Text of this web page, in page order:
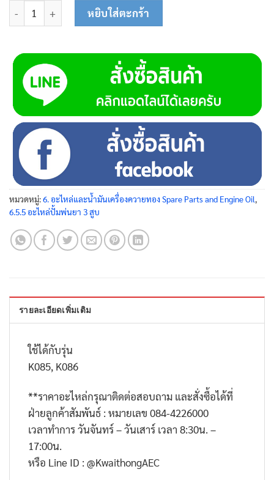
จำนวน เสื้อข้อต่อวาล์วจ่ายน้ำ 85-0116 ชิ้น
หยิบใส่ตะกร้า
หมวดหมู่:6. อะไหล่และน้ำมันเครื่องควายทอง Spare Parts and Engine Oil,
6.5.5 อะไหล่ปั้มพ่นยา 3 สูบ
รายละเอียดเพิ่มเติม
ใช้ได้กับรุ่น
K085, K086
**ราคาอะไหล่กรุณาติดต่อสอบถาม และสั่งซื้อได้ที่
ฝ่ายลูกค้าสัมพันธ์ : หมายเลข 084-4226000
เวลาทำการ วันจันทร์ – วันเสาร์ เวลา 8:30น. –
17:00น.
หรือ Line ID : @KwaithongAEC